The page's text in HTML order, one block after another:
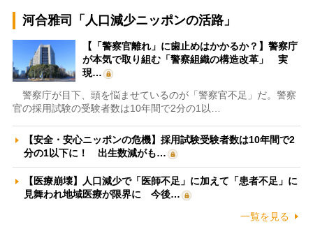
河合雅司「人口減少ニッポンの活路」
【「警察官離れ」に歯止めはかかるか？】警察庁
が本気で取り組む「警察組織の構造改革」 実
現…
警察庁が目下、頭を悩ませているのが「警察官不足」だ。警察
官の採用試験の受験者数は10年間で2分の1以…
【安全・安心ニッポンの危機】採用試験受験者数は10年間で2
分の1以下に！ 出生数減がも…
【医療崩壊】人口減少で「医師不足」に加えて「患者不足」に
見舞われ地域医療が限界に 今後…
一覧を見る